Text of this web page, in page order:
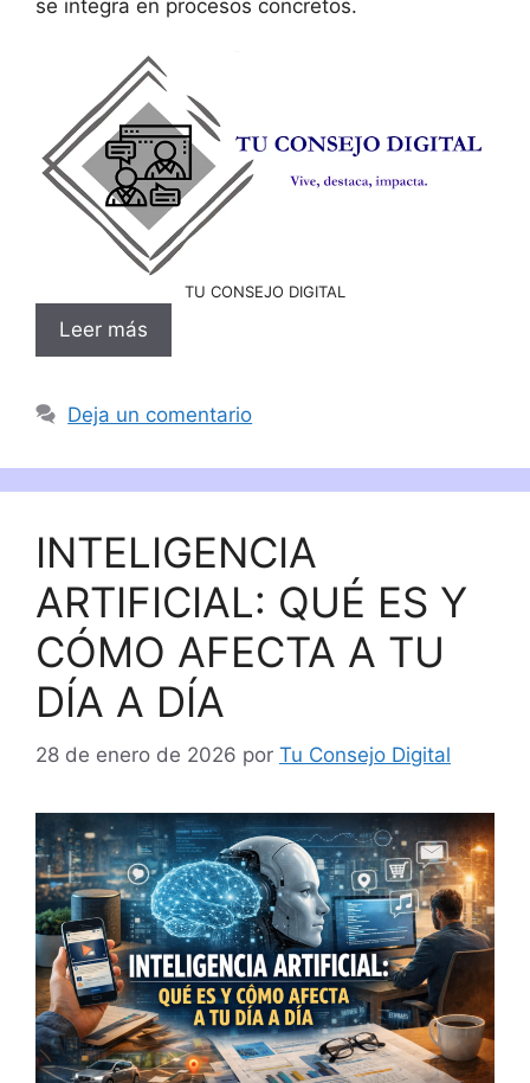
se integra en procesos concretos.
TU CONSEJO DIGITAL
Leer más
Deja un comentario
INTELIGENCIA
ARTIFICIAL: QUÉ ES Y
CÓMO AFECTA A TU
DÍA A DÍA
28 de enero de 2026 por Tu Consejo Digital